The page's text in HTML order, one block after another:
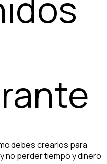
debes crearlos para
no perder tiempo y dinero